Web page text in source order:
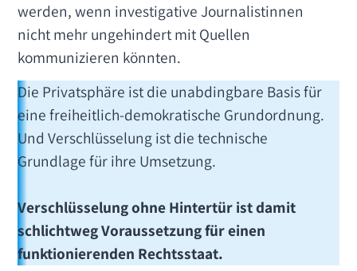
werden, wenn investigative Journalistinnen
nicht mehr ungehindert mit Quellen
kommunizieren könnten.
Die Privatsphäre ist die unabdingbare Basis für
eine freiheitlich-demokratische Grundordnung.
Und Verschlüsselung ist die technische
Grundlage für ihre Umsetzung.
Verschlüsselung ohne Hintertür ist damit
schlichtweg Voraussetzung für einen
funktionierenden Rechtsstaat.